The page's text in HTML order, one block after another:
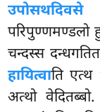
उपोसथदिवसे
परिपुण्णमण्डलो
चन्दस्स
हायित्वाति
अत्थो